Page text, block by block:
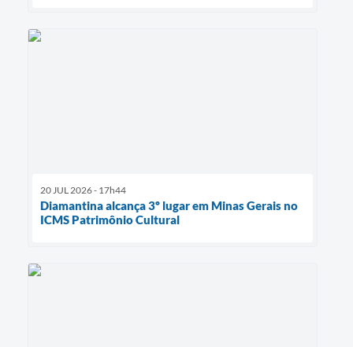
20 JUL 2026 - 17h44
Diamantina alcança 3º lugar em Minas Gerais no
ICMS Patrimônio Cultural